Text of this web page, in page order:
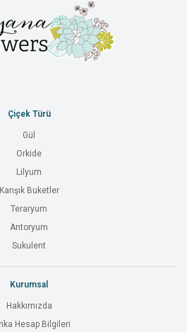
Çiçek Türü
Gül
Orkide
Lilyum
Karışık Buketler
Teraryum
Antoryum
Sukulent
Kurumsal
Hakkımızda
Hesap Bilgileri